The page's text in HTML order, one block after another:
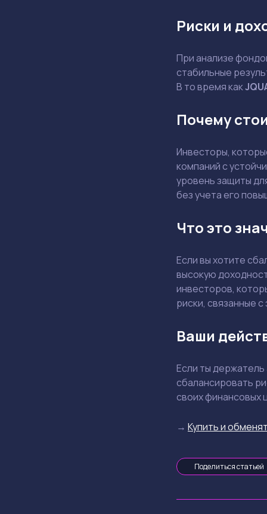
Риски и
При анализе
стабильные
В то время как
Почему
Инвесторы,
компаний с
уровень защиты
без учета его
Что это
Если вы хотите
высокую
инвесторов,
риски, связанные
Ваши
Если ты
сбалансировать
своих финансовых
→ Купить и
Поделиться статьей